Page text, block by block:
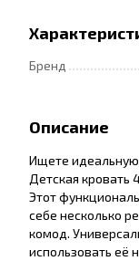
Бренд
Описание
Ищете идеальную
Детская кровать
Этот
себе несколько
комод.
использовать её